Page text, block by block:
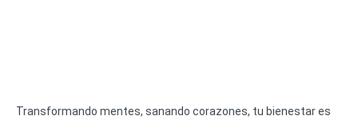
Transformando mentes, sanando corazones, tu bienestar es